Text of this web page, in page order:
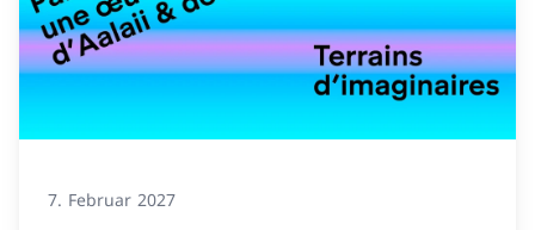
7. Februar 2027